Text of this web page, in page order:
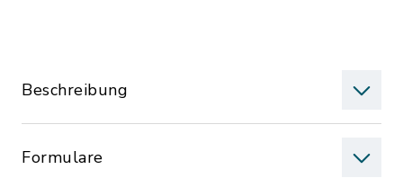
Beschreibung
Formulare